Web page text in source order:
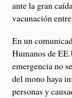
ante la gran
vacunación
En un
Humanos de
emergencia no
del mono haya
personas y